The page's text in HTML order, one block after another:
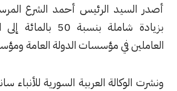
بزيادة شاملة بنسبة 50 بالمائة
في مؤسسات الدولة العامة ومؤسسات
العربية السورية للأنباء سانا نسخة